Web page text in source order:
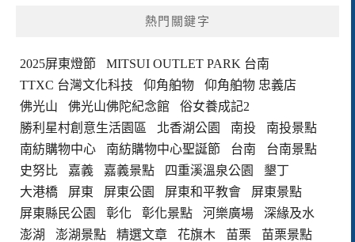
熱門關鍵字
2025屏東燈節
MITSUI OUTLET PARK 台南
TTXC 台灣文化科技
仰角舶物
仰角舶物 忠義店
佛光山
佛光山佛陀紀念館
俗女養成記2
勝利星村創意生活園區
北香湖公園 南投
南投景點
南紡購物中心
南紡購物中心聖誕節 台南
台南景點
史努比
嘉義 嘉義景點 四重溪溫泉公園
墾丁
大港橋
屏東 屏東公園 屏東和平教會
屏東景點
屏東縣民公園
彰化 彰化景點 河樂廣場
深緣及水
澎湖
澎湖景點 精選文章 花旗木 苗栗
苗栗景點